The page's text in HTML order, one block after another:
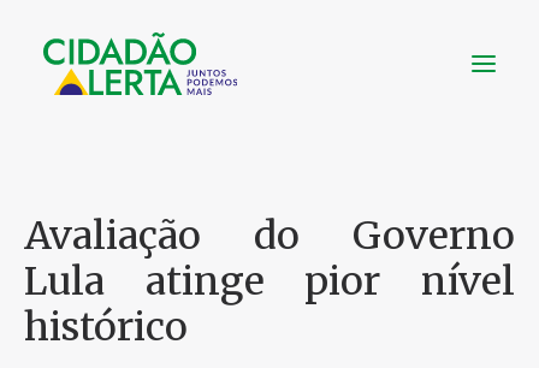
VÍDEOS
NOTÍCIAS
UTILIDADE
Avaliação do Governo
Lula atinge pior nível
histórico